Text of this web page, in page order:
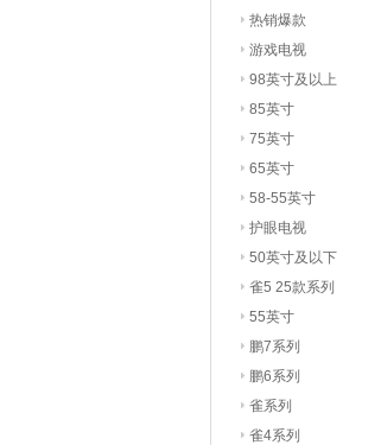
热销爆款
游戏电视
98英寸及以上
85英寸
75英寸
65英寸
58-55英寸
护眼电视
50英寸及以下
雀5 25款系列
55英寸
鹏7系列
鹏6系列
雀系列
雀4系列